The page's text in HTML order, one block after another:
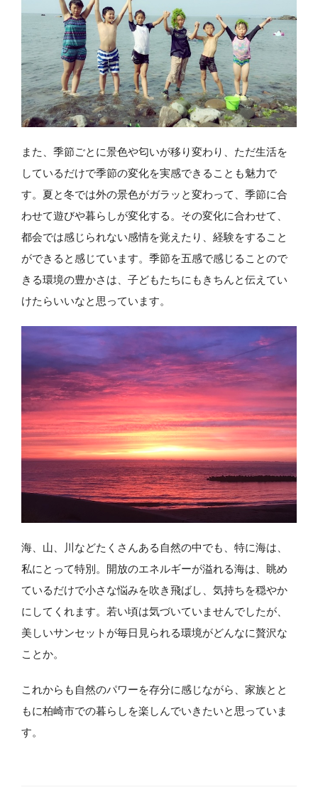
また、季節ごとに景色や匂いが移り変わり、ただ生活を
しているだけで季節の変化を実感できることも魅力で
す。夏と冬では外の景色がガラッと変わって、季節に合
わせて遊びや暮らしが変化する。その変化に合わせて、
都会では感じられない感情を覚えたり、経験をすること
ができると感じています。季節を五感で感じることので
きる環境の豊かさは、子どもたちにもきちんと伝えてい
けたらいいなと思っています。
海、山、川などたくさんある自然の中でも、特に海は、
私にとって特別。開放のエネルギーが溢れる海は、眺め
ているだけで小さな悩みを吹き飛ばし、気持ちを穏やか
にしてくれます。若い頃は気づいていませんでしたが、
美しいサンセットが毎日見られる環境がどんなに贅沢な
ことか。
これからも自然のパワーを存分に感じながら、家族とと
もに柏崎市での暮らしを楽しんでいきたいと思っていま
す。